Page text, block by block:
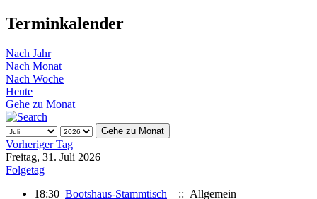
Terminkalender
Nach Jahr
Nach Monat
Nach Woche
Heute
Gehe zu Monat
Gehe zu Monat
Vorheriger Tag
Freitag, 31. Juli 2026
Folgetag
18:30 Bootshaus-Stammtisch :: Allgemein